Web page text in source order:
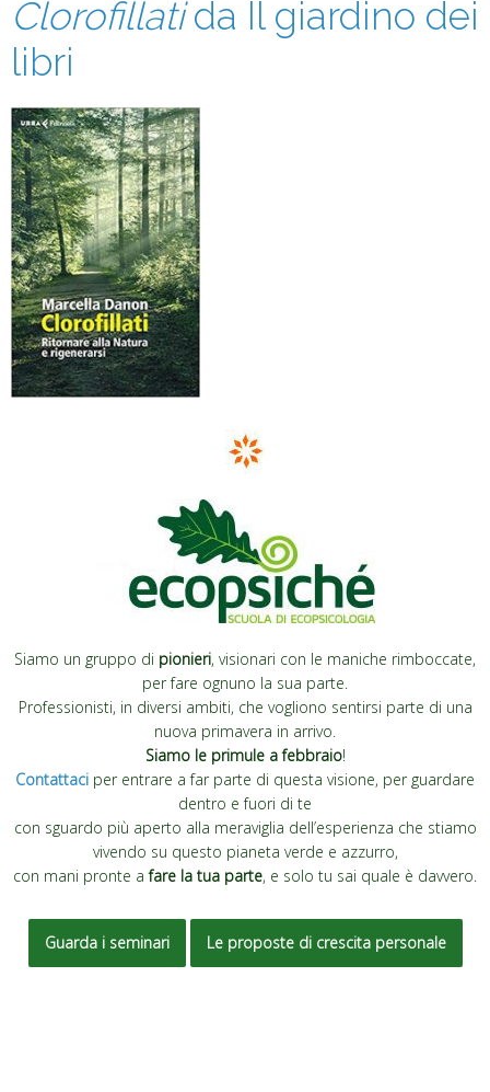
Clorofillatida Il giardino dei
libri
Siamo un gruppo di pionieri, visionari con le maniche rimboccate,
per fare ognuno la sua parte.
Professionisti, in diversi ambiti, che vogliono sentirsi parte di una
nuova primavera in arrivo.
Siamo le primule a febbraio!
Contattaci per entrare a far parte di questa visione, per guardare
dentro e fuori di te
con sguardo più aperto alla meraviglia dell’esperienza che stiamo
vivendo su questo pianeta verde e azzurro,
con mani pronte afare la tua parte, e solo tu sai quale è davvero.
Guarda i seminari Le proposte di crescita personale